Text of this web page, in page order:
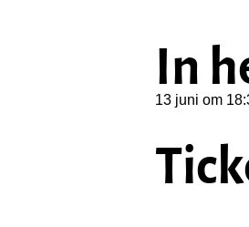
In
13 juni om